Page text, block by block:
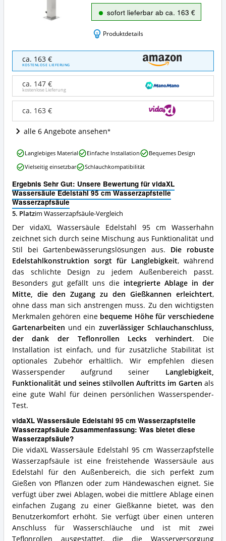
sofort lieferbar ab ca. 163 €
Produktdetails
vidaXL
Wassersäule
Edelstahl
Wasserzapfstelle
Wasserzapfsäule
Wo
ist
Wasserzapfsäule
erhältlich?
ca. 163 €
KOSTENLOSE LIEFERUNG
ca. 147 €
kostenlose Lieferung
ca. 163 €
alle 6 Angebote ansehen
Ergebnis Sehr Gut: Unsere Bewertung für vidaXL
Wassersäule Edelstahl 95 cm Wasserzapfstelle
Wasserzapfsäule
5. Platzim Wasserzapfsäule-Vergleich
Der vidaXL Wassersäule Edelstahl 95 cm Wasserhahn
zeichnet sich durch seine Mischung aus Funktionalität und
Stil bei Gartenbewässerungslösungen aus. Die robuste
Edelstahlkonstruktion sorgt für Langlebigkeit, während
das schlichte Design zu jedem Außenbereich passt.
Besonders gut gefällt uns die integrierte Ablage in der
Mitte, die den Zugang zu den Gießkannen erleichtert,
ohne dass man sich anstrengen muss. Zu den wichtigsten
Merkmalen gehören eine bequeme Höhe für verschiedene
Gartenarbeiten und ein zuverlässiger Schlauchanschluss,
der dank der Teflonrollen Lecks verhindert. Die
Installation ist einfach, und für zusätzliche Stabilität ist
optionales Zubehör erhältlich. Wir empfehlen diesen
Wasserspender aufgrund seiner Langlebigkeit,
Funktionalität und seines stilvollen Auftritts im Garten als
eine gute Wahl für deinen persönlichen Wasserspender-
Test.
vidaXL Wassersäule Edelstahl 95 cm Wasserzapfstelle
Wasserzapfsäule Zusammenfassung: Was bietet diese
Wasserzapfsäule?
Die vidaXL Wassersäule Edelstahl 95 cm Wasserzapfstelle
Wasserzapfsäule ist eine freistehende Wassersäule aus
Edelstahl für den Außenbereich, die sich perfekt zum
Gießen von Pflanzen oder zum Händewaschen eignet. Sie
verfügt über zwei Ablagen, wobei die mittlere Ablage einen
einfachen Zugang zu einer Gießkanne bietet, was den
Benutzerkomfort erhöht. Sie verfügt über einen unteren
Anschluss für Wasserschläuche und ist mit zwei
vidaXL
Wassersäule
Edelstahl
cm
Wasserzapfstelle
Wasserzapfsäule
Vorteile:
Was
spricht
für
diese
Wasserzapfsäule?
Langlebiges Material Einfache Installation
Bequemes Design
Vielseitig einsetzbar
Schlauchkompatibilität